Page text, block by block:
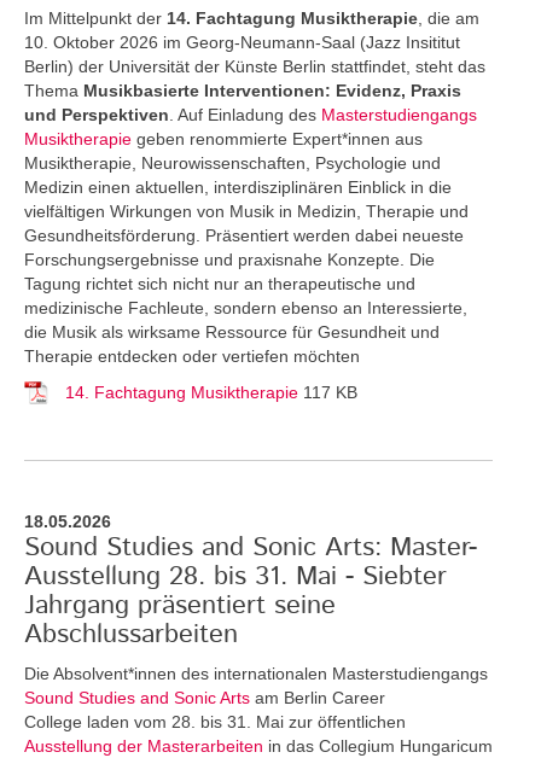
Im Mittelpunkt der 14. Fachtagung Musiktherapie , die am
10. Oktober 2026 im Georg-Neumann-Saal (Jazz Insititut
Berlin) der Universität der Künste Berlin stattfindet, steht das
Thema Musikbasierte Interventionen: Evidenz, Praxis
und Perspektiven . Auf Einladung des Masterstudiengangs
Musiktherapie geben renommierte Expert*innen aus
Musiktherapie, Neurowissenschaften, Psychologie und
Medizin einen aktuellen, interdisziplinären Einblick in die
vielfältigen Wirkungen von Musik in Medizin, Therapie und
Gesundheitsförderung. Präsentiert werden dabei neueste
Forschungsergebnisse und praxisnahe Konzepte. Die
Tagung richtet sich nicht nur an therapeutische und
medizinische Fachleute, sondern ebenso an Interessierte,
die Musik als wirksame Ressource für Gesundheit und
Therapie entdecken oder vertiefen möchten
14. Fachtagung Musiktherapie 117 KB
18.05.2026
Sound Studies and Sonic Arts: Master-
Ausstellung 28. bis 31. Mai - Siebter
Jahrgang präsentiert seine
Abschlussarbeiten
Die Absolvent*innen des internationalen Masterstudiengangs
Sound Studies and Sonic Arts am Berlin Career
College laden vom 28. bis 31. Mai zur öffentlichen
Ausstellung der Masterarbeiten in das Collegium Hungaricum